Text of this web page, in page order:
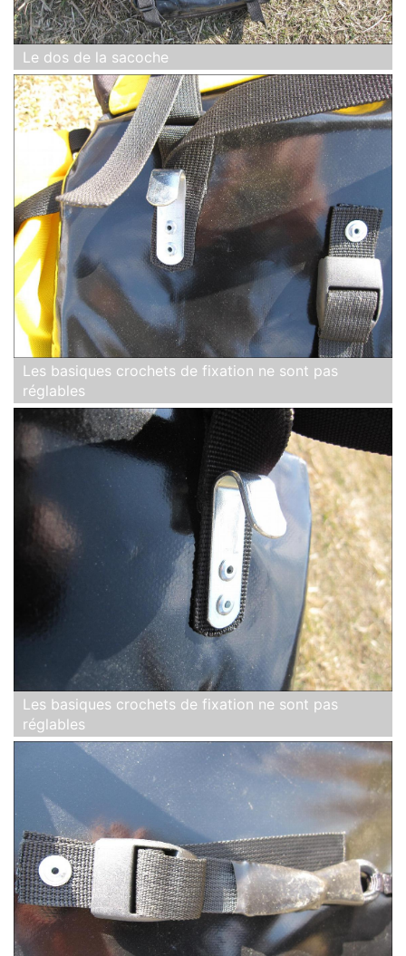
Le dos de la sacoche
Les basiques crochets de fixation ne sont pas
réglables
Les basiques crochets de fixation ne sont pas
réglables